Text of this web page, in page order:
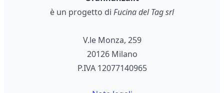
è un progetto di Fucina del Tag srl
V.le Monza, 259
20126 Milano
P.IVA 12077140965